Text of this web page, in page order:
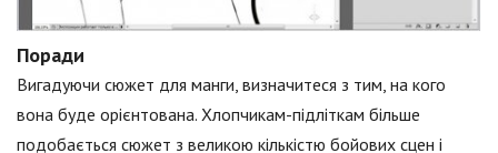
Поради
Вигадуючи сюжет для манги, визначитеся з тим, на кого
вона буде орієнтована. Хлопчикам-підліткам більше
подобається сюжет з великою кількістю бойових сцен і